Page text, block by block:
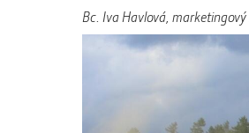
Bc. Iva Havlová,